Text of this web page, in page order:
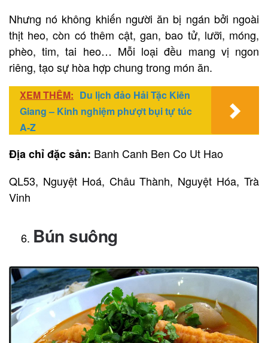
Nhưng nó không khiến người ăn bị ngán bởi ngoài
thịt heo, còn có thêm cật, gan, bao tử, lưỡi, móng,
phèo, tim, tai heo… Mỗi loại đều mang vị ngon
riêng, tạo sự hòa hợp chung trong món ăn.
XEM THÊM: Du lịch đảo Hải Tặc Kiên
Giang – Kinh nghiệm phượt bụi tự túc
A-Z
Địa chỉ đặc sản: Banh Canh Ben Co Ut Hao
QL53, Nguyệt Hoá, Châu Thành, Nguyệt Hóa, Trà
Vinh
Bún suông